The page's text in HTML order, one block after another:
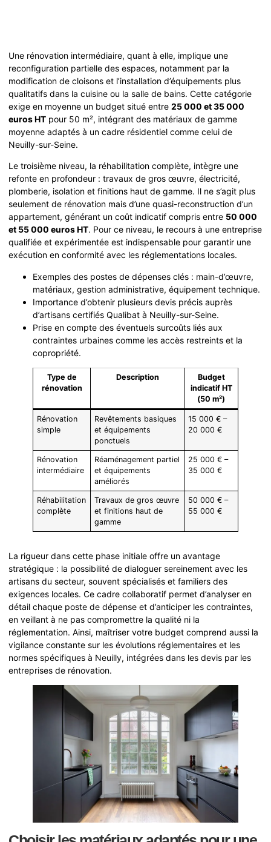
Une rénovation intermédiaire, quant à elle, implique une
reconfiguration partielle des espaces, notamment par la
modification de cloisons et l’installation d’équipements plus
qualitatifs dans la cuisine ou la salle de bains. Cette catégorie
exige en moyenne un budget situé entre 25 000 et 35 000
euros HT pour 50 m², intégrant des matériaux de gamme
moyenne adaptés à un cadre résidentiel comme celui de
Neuilly-sur-Seine.
Le troisième niveau, la réhabilitation complète, intègre une
refonte en profondeur : travaux de gros œuvre, électricité,
plomberie, isolation et finitions haut de gamme. Il ne s’agit plus
seulement de rénovation mais d’une quasi-reconstruction d’un
appartement, générant un coût indicatif compris entre 50 000
et 55 000 euros HT. Pour ce niveau, le recours à une entreprise
qualifiée et expérimentée est indispensable pour garantir une
exécution en conformité avec les réglementations locales.
Exemples des postes de dépenses clés : main-d’œuvre,
matériaux, gestion administrative, équipement technique.
Importance d’obtenir plusieurs devis précis auprès
d’artisans certifiés Qualibat à Neuilly-sur-Seine.
Prise en compte des éventuels surcoûts liés aux
contraintes urbaines comme les accès restreints et la
copropriété.
Type de
rénovation
Description
Budget
indicatif HT
(50 m²)
Rénovation
simple
Revêtements basiques
et équipements
ponctuels
15 000 € –
20 000 €
Rénovation
intermédiaire
Réaménagement partiel
et équipements
améliorés
25 000 € –
35 000 €
Réhabilitation
complète
Travaux de gros œuvre
et finitions haut de
gamme
50 000 € –
55 000 €
La rigueur dans cette phase initiale offre un avantage
stratégique : la possibilité de dialoguer sereinement avec les
artisans du secteur, souvent spécialisés et familiers des
exigences locales. Ce cadre collaboratif permet d’analyser en
détail chaque poste de dépense et d’anticiper les contraintes,
en veillant à ne pas compromettre la qualité ni la
réglementation. Ainsi, maîtriser votre budget comprend aussi la
vigilance constante sur les évolutions réglementaires et les
normes spécifiques à Neuilly, intégrées dans les devis par les
entreprises de rénovation.